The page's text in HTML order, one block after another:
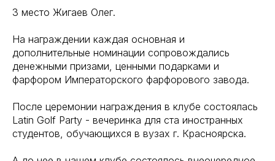
3 место Жигаев Олег.
На награждении каждая основная и
дополнительные номинации сопровождались
денежными призами, ценными подарками и
фарфором Императорского фарфорового завода.
После церемонии награждения в клубе состоялась
Latin Golf Party - вечеринка для ста иностранных
студентов, обучающихся в вузах г. Красноярска.